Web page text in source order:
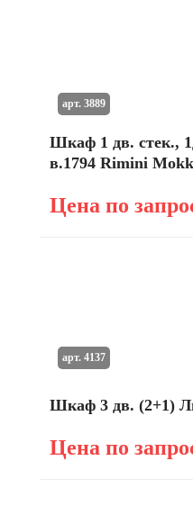
Шкаф 1 дв. стек.,
в.1794 Rimini
Цена по
арт. 3889
Шкаф 3 дв. (2+1)
Цена по
арт. 4137